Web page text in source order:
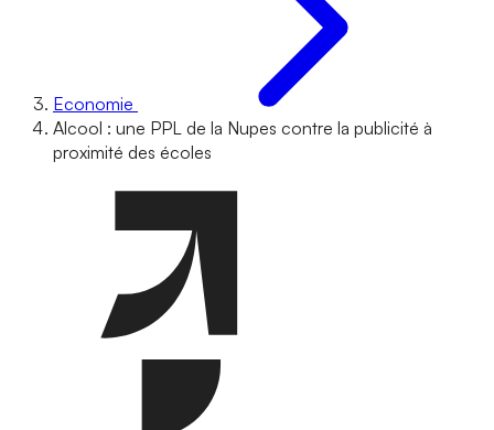
Economie
Alcool : une PPL de la Nupes contre la publicité à
proximité des écoles